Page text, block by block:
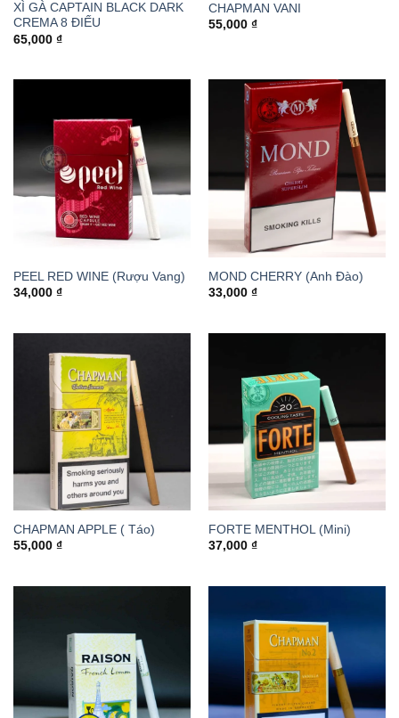
XÌ GÀ CAPTAIN BLACK DARK
CREMA 8 ĐIẾU
65,000 ₫
CHAPMAN VANI
55,000 ₫
PEEL RED WINE (Rượu Vang)
34,000 ₫
MOND CHERRY (Anh Đào)
33,000 ₫
CHAPMAN APPLE ( Táo)
55,000 ₫
FORTE MENTHOL (Mini)
37,000 ₫